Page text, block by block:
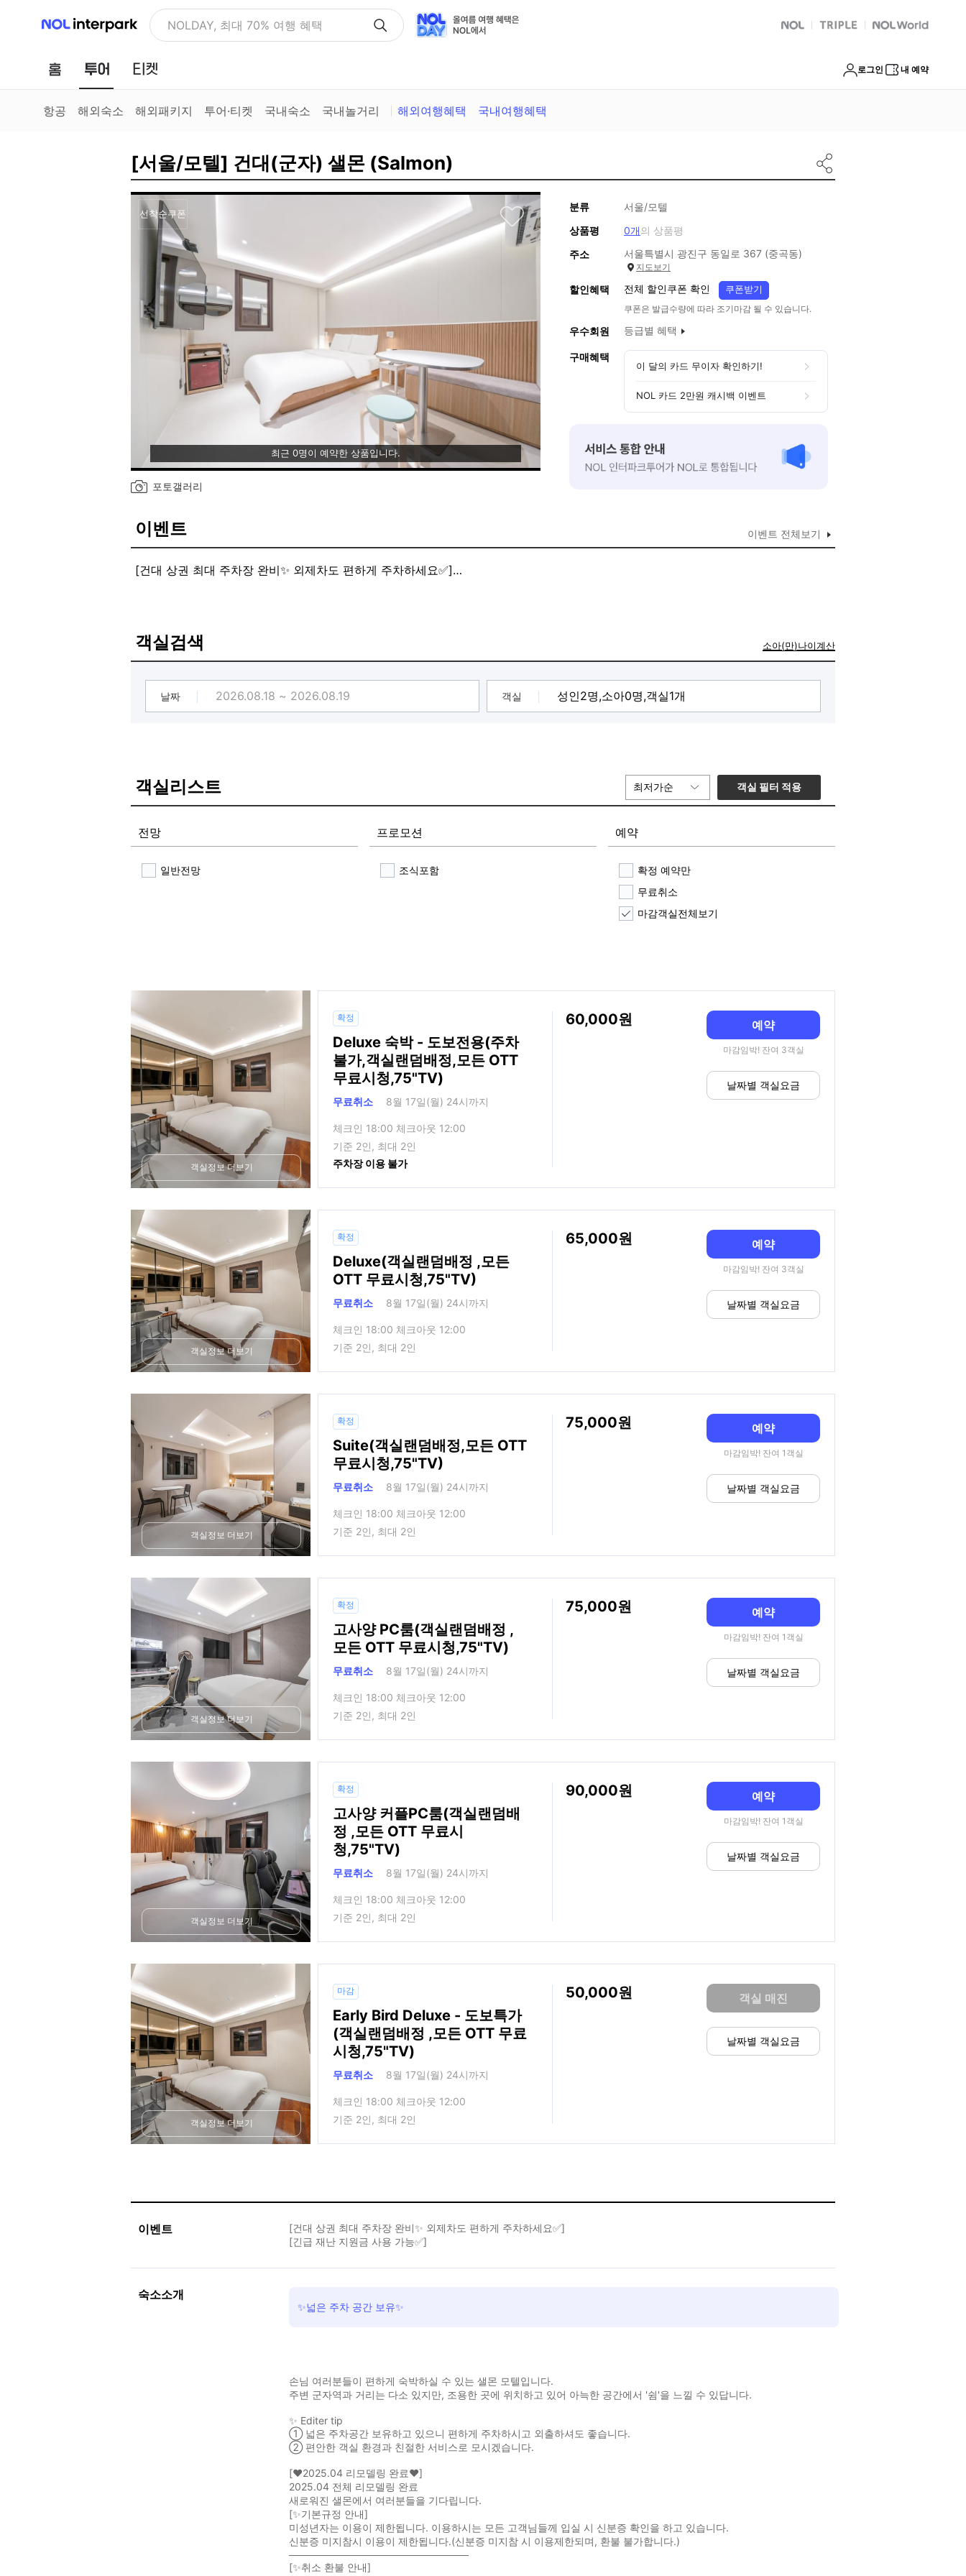
NOL 인터파크 NOLDAY, 최대 70% 여행 혜택 NOL 트리플 Global Interpark
홈 투어 로그인 내 예약
항공 해외숙소 해외패키지 투어·티켓 국내숙소 국내놀거리 해외여행혜택 국내여행혜택
[서울/모텔] 건대(군자) 샐몬 (Salmon)
선착순쿠폰
최근 0명이 예약한 상품입니다.
포토갤러리
분류
서울/모텔
상품평
0개의 상품평
주소
서울특별시 광진구 동일로 367 (중곡동)
지도보기
할인혜택 전체 할인쿠폰 확인 쿠폰받기
쿠폰은 발급수량에 따라 조기마감 될 수 있습니다.
우수회원 등급별 혜택
구매혜택
이 달의 카드 무이자 확인하기!
NOL 카드 2만원 캐시백 이벤트
이벤트 이벤트 전체보기
[건대 상권 최대 주차장 완비✨ 외제차도 편하게 주차하세요✅]
객실검색 소아(만)나이계산
날짜 객실
객실리스트 최저가순 객실 필터 적용
전망
일반전망
프로모션
조식포함
예약
확정 예약만
무료취소
마감객실전체보기
객실정보 더보기
확정
Deluxe 숙박 - 도보전용(주차
불가,객실랜덤배정,모든 OTT
무료시청,75"TV)
무료취소 8월 17일(월) 24시까지
체크인 18:00 체크아웃 12:00
기준 2인, 최대 2인
주차장 이용 불가
60,000 예약
마감임박! 잔여 3객실
날짜별 객실요금
객실정보 더보기
확정
Deluxe(객실랜덤배정 ,모든
OTT 무료시청,75"TV)
무료취소 8월 17일(월) 24시까지
체크인 18:00 체크아웃 12:00
기준 2인, 최대 2인
65,000 예약
마감임박! 잔여 3객실
날짜별 객실요금
객실정보 더보기
확정
Suite(객실랜덤배정,모든 OTT
무료시청,75"TV)
무료취소 8월 17일(월) 24시까지
체크인 18:00 체크아웃 12:00
기준 2인, 최대 2인
75,000 예약
마감임박! 잔여 1객실
날짜별 객실요금
객실정보 더보기
확정
고사양 PC룸(객실랜덤배정 ,
모든 OTT 무료시청,75"TV)
무료취소 8월 17일(월) 24시까지
체크인 18:00 체크아웃 12:00
기준 2인, 최대 2인
75,000 예약
마감임박! 잔여 1객실
날짜별 객실요금
객실정보 더보기
확정
고사양 커플PC룸(객실랜덤배
정 ,모든 OTT 무료시
청,75"TV)
무료취소 8월 17일(월) 24시까지
체크인 18:00 체크아웃 12:00
기준 2인, 최대 2인
90,000 예약
마감임박! 잔여 1객실
날짜별 객실요금
객실정보 더보기
마감
Early Bird Deluxe - 도보특가
(객실랜덤배정 ,모든 OTT 무료
시청,75"TV)
무료취소 8월 17일(월) 24시까지
체크인 18:00 체크아웃 12:00
기준 2인, 최대 2인
50,000 객실 매진
날짜별 객실요금
이벤트
[건대 상권 최대 주차장 완비✨ 외제차도 편하게 주차하세요✅]
[긴급 재난 지원금 사용 가능✅]
숙소소개
✨넓은 주차 공간 보유✨
손님 여러분들이 편하게 숙박하실 수 있는 샐몬 모텔입니다.
주변 군자역과 거리는 다소 있지만, 조용한 곳에 위치하고 있어 아늑한 공간에서 '쉼'을 느낄 수 있답니다.
✨ Editer tip
① 넓은 주차공간 보유하고 있으니 편하게 주차하시고 외출하셔도 좋습니다.
② 편안한 객실 환경과 친절한 서비스로 모시겠습니다.
[♥2025.04 리모델링 완료♥]
2025.04 전체 리모델링 완료
새로워진 샐몬에서 여러분들을 기다립니다.
[✨기본규정 안내]
미성년자는 이용이 제한됩니다. 이용하시는 모든 고객님들께 입실 시 신분증 확인을 하고 있습니다.
신분증 미지참시 이용이 제한됩니다.(신분증 미지참 시 이용제한되며, 환불 불가합니다.)
─────────────────────────
[✨취소 환불 안내]